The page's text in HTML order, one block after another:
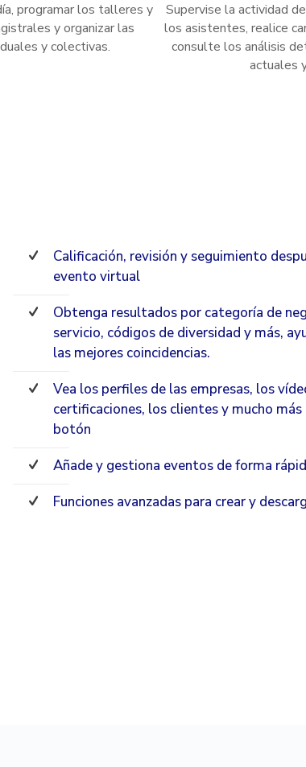
programar los talleres y
y organizar las
y colectivas.
Supervise la actividad
los asistentes, realice
consulte los análisis
actuales
Calificación, revisión y seguimiento
evento virtual
Obtenga resultados por categoría de
servicio, códigos de diversidad y más,
las mejores coincidencias.
Vea los perfiles de las empresas, los
certificaciones, los clientes y mucho
botón
Añade y gestiona eventos de forma
Funciones avanzadas para crear y